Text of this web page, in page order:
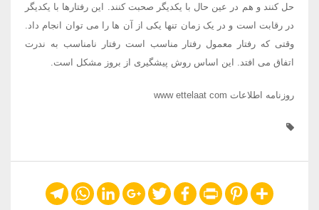
حل کنند و هم در عین حال با یکدیگر صحبت کنند. این رفتارها با یکدیگر
در رقابت است و در یک زمان تنها یکی از آن ها را می توان انجام داد.
وقتی که رفتار معمول رفتار مناسب است رفتار نامناسب به ندرت
اتفاق می افتد. این اساس روش پیشگیری از بروز مشکل است.
روزنامه اطلاعات www ettelaat com
Share
Pinterest
Print
Facebook
Twitter
Google+
LinkedIn
WhatsApp
Telegram